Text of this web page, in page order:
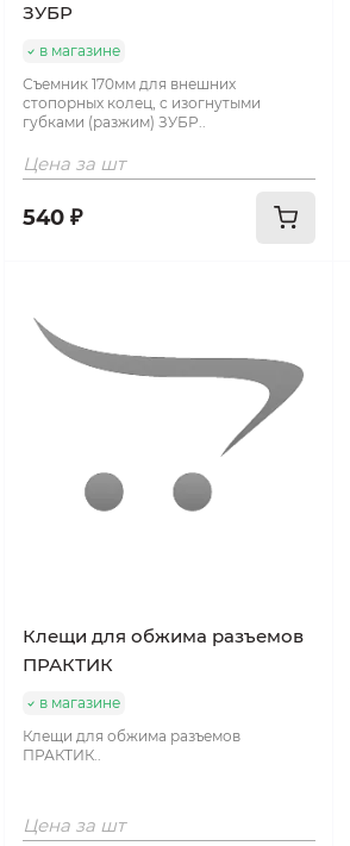
ЗУБР
в магазине
Съемник 170мм для внешних
стопорных колец, с изогнутыми
губками (разжим) ЗУБР..
Цена за шт
540 ₽
Клещи для обжима разъемов
ПРАКТИК
в магазине
Клещи для обжима разъемов
ПРАКТИК..
Цена за шт